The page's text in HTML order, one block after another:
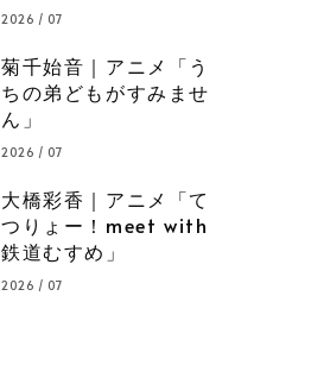
2026 / 07
菊千始音｜アニメ「う
ちの弟どもがすみませ
ん」
2026 / 07
大橋彩香｜アニメ「て
つりょー！meet with
鉄道むすめ」
2026 / 07